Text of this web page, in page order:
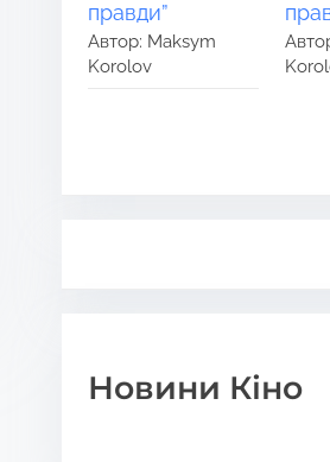
правди”
Автор: Maksym
Korolov
Новини Кіно